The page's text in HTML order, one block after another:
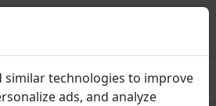
auf Makros
similar technologies to improve
ads, and analyze